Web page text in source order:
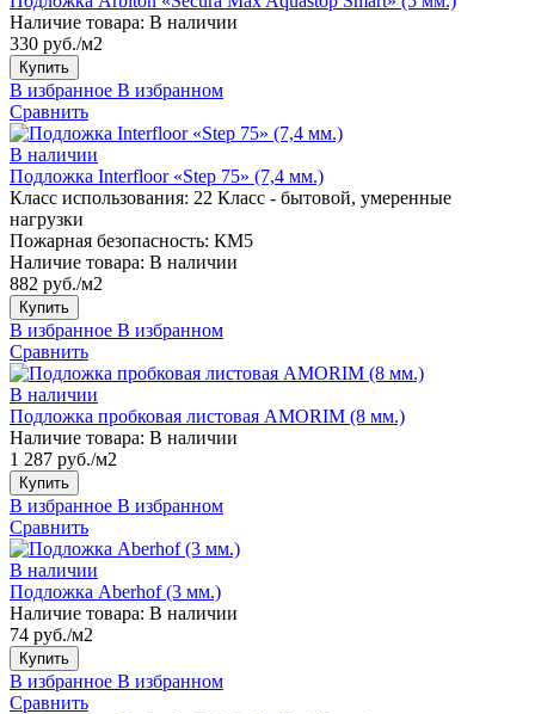
Наличие товара: В наличии
330 руб./м2
Купить
В избранное В избранном
Сравнить
В наличии
Подложка Interfloor «Step 75» (7,4 мм.)
Класс использования: 22 Класс - бытовой, умеренные
нагрузки
Пожарная безопасность: КМ5
Наличие товара: В наличии
882 руб./м2
Купить
В избранное В избранном
Сравнить
В наличии
Подложка пробковая листовая AMORIM (8 мм.)
Наличие товара: В наличии
1 287 руб./м2
Купить
В избранное В избранном
Сравнить
В наличии
Подложка Aberhof (3 мм.)
Наличие товара: В наличии
74 руб./м2
Купить
В избранное В избранном
Сравнить